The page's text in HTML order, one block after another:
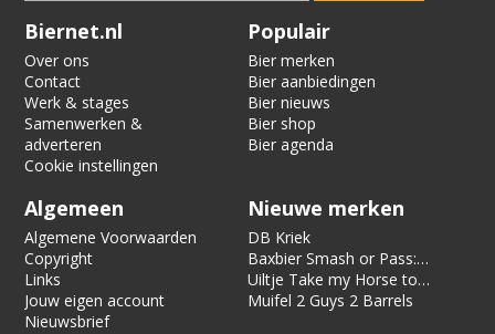
Verification code:
Biernet.nl
Over ons
Contact
Werk & stages
Samenwerken &
adverteren
Cookie instellingen
Populair
Bier merken
Bier aanbiedingen
Bier nieuws
Bier shop
Bier agenda
Algemeen
Algemene Voorwaarden
Copyright
Links
Jouw eigen account
Nieuwsbrief
Nieuwe merken
DB Kriek
Baxbier Smash or Pass:
Strata
Uiltje Take my Horse to
the Hotel Room
Muifel 2 Guys 2 Barrels